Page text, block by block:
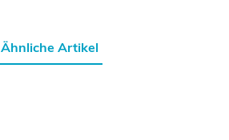
Ähnliche Artikel